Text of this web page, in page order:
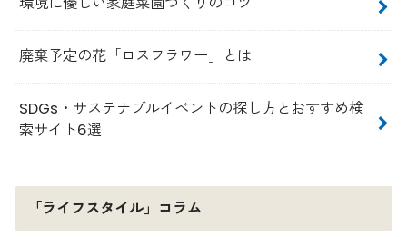
廃棄予定の花「ロスフラワー」とは
SDGs・サステナブルイベントの探し方とおすすめ検
索サイト6選
「ライフスタイル」コラム